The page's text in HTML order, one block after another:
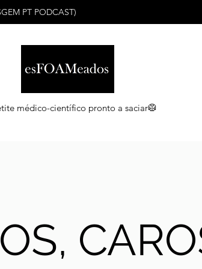
PT PODCAST)
médico-científico pronto a saciar🥼